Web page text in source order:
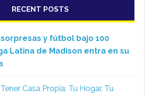
RECENT POSTS
sorpresas y fútbol bajo 100
Latina de Madison entra en su
Casa Propia: Tu Hogar, Tu